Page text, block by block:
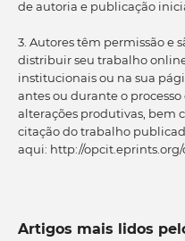
de autoria e publicação
3. Autores têm permissão e
distribuir seu trabalho
institucionais ou na sua
antes ou durante o
alterações produtivas, bem
citação do trabalho
aqui: http://
Artigos mais lidos